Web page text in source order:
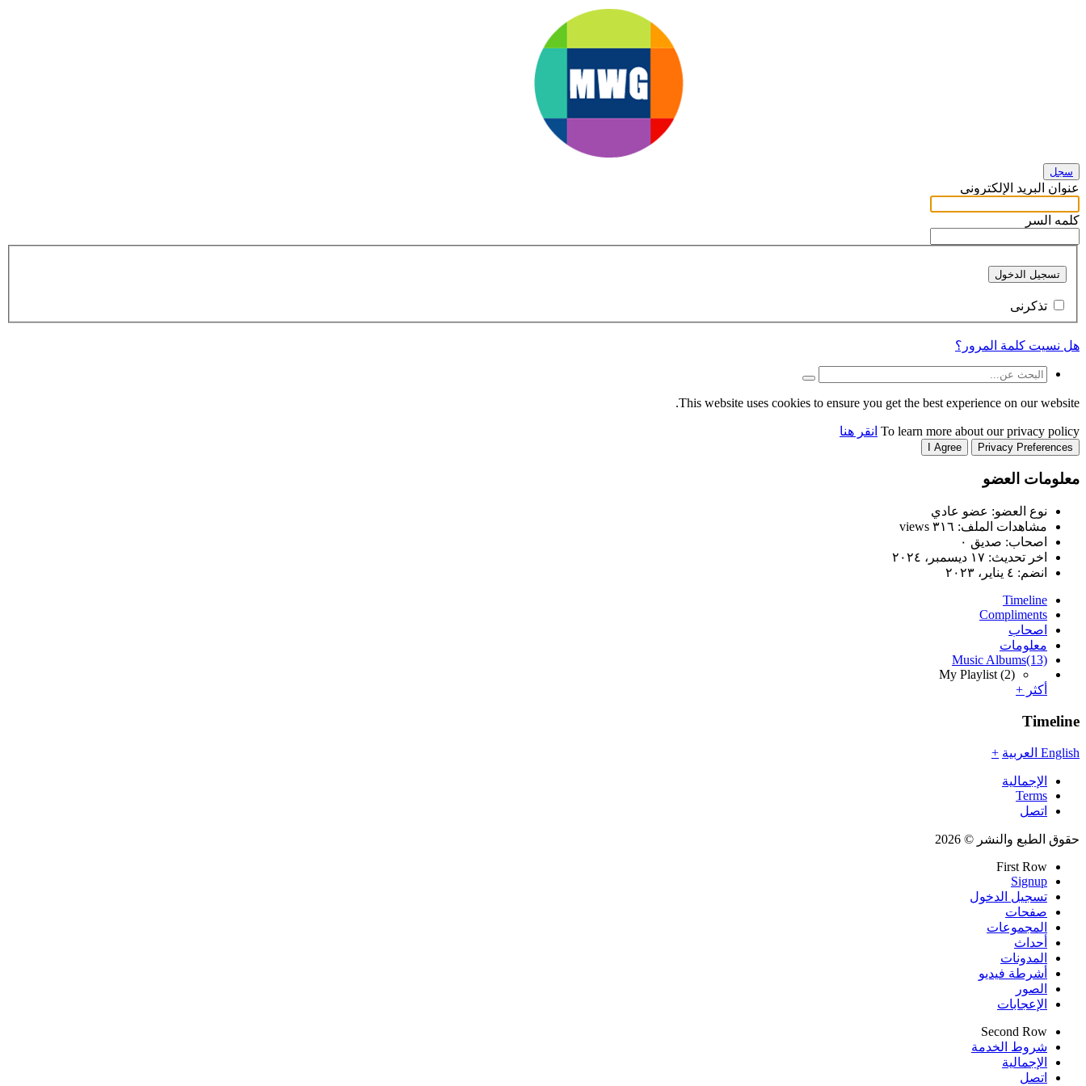
سجل
عنوان البريد الإلكتروني
كلمه السر
تسجيل الدخول
تذكرنى
هل نسيت كلمة المرور؟
This website uses cookies to ensure you get the best experience on our website.
To learn more about our privacy policy انقر هنا
Privacy Preferences
I Agree
معلومات العضو
نوع العضو: عضو عادي
مشاهدات الملف: ٣١٦ views
اصحاب: صديق ٠
اخر تحديث: ١٧ ديسمبر، ٢٠٢٤
انضم: ٤ يناير، ٢٠٢٣
Timeline
Compliments
اصحاب
معلومات
Music Albums(13)
My Playlist (2)
أكثر +
Timeline
English العربية +
الإجمالية
Terms
اتصل
حقوق الطبع والنشر © 2026
First Row
Signup
تسجيل الدخول
صفحات
المجموعات
أحداث
المدونات
أشرطة فيديو
الصور
الإعجابات
Second Row
شروط الخدمة
الإجمالية
اتصل